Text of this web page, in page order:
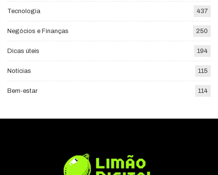
Tecnologia 437
Negócios e Finanças 250
Dicas úteis 194
Notícias 115
Bem-estar 114